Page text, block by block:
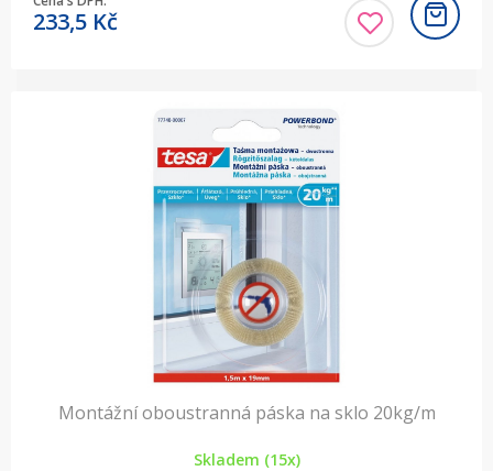
233,5 Kč
Montážní oboustranná páska na sklo 20kg/m
Skladem (15x)